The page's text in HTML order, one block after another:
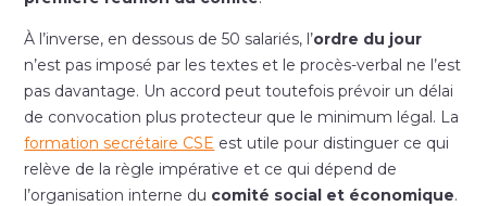
À l’inverse, en dessous de 50 salariés, l’ordre du jour
n’est pas imposé par les textes et le procès-verbal ne l’est
pas davantage. Un accord peut toutefois prévoir un délai
de convocation plus protecteur que le minimum légal. La
formation secrétaire CSE est utile pour distinguer ce qui
relève de la règle impérative et ce qui dépend de
l’organisation interne du comité social et économique.